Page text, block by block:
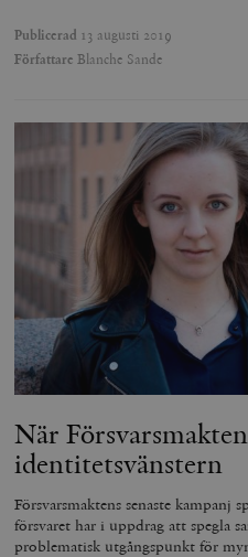
Publicerad 13 augusti 2019
Författare Blanche Sande
När
identitetsvänstern
Försvarsmaktens senaste kampanj
försvaret har i uppdrag att spegla
problematisk utgångspunkt för